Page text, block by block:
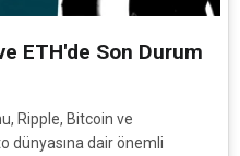
ETH'de Son Durum
Ripple, Bitcoin ve
dünyasına dair önemli